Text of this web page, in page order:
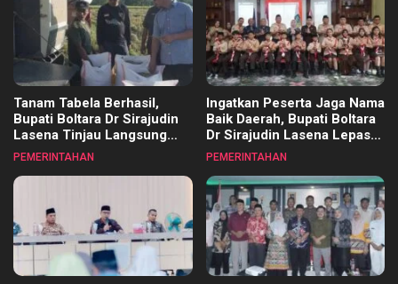
Tanam Tabela Berhasil,
Bupati Boltara Dr Sirajudin
Lasena Tinjau Langsung
Panen Raya Padi Varietas
PEMERINTAHAN
Ingatkan Peserta Jaga Nama
Baik Daerah, Bupati Boltara
Dr Sirajudin Lasena Lepas
Kontingen Jambore
Cibubur
PEMERINTAHAN